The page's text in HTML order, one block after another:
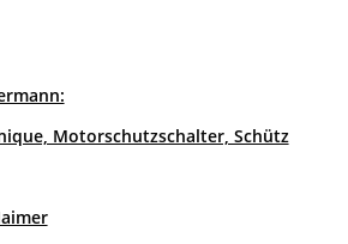
Motorschutzschalter, Schütz